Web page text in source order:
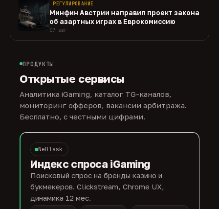
РЕГУЛИРОВАНИЕ
Минфин Австрии направил проект закона
об азартных играх в Еврокомиссию
07 авг
ПРОДУКТЫ
Открытые сервисы
Аналитика iGaming, каталог TG-каналов,
мониторинг офферов, вакансии арбитража.
Бесплатно, с честными цифрами.
NeBlask
Индекс спроса iGaming
Поисковый спрос на бренды казино и
букмекеров. Clickstream, Chrome UX,
динамика 12 мес.